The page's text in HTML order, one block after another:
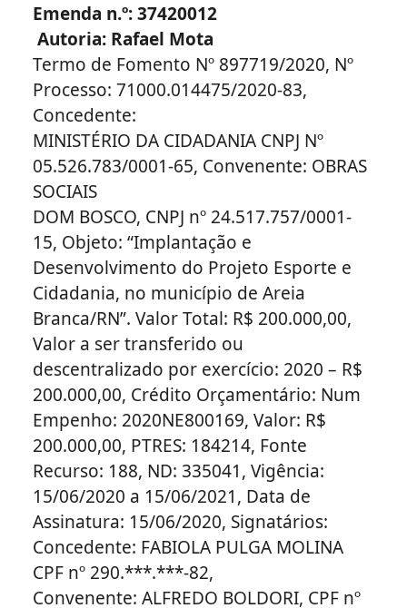
Emenda n.º: 37420012
Autoria: Rafael Mota
Termo de Fomento Nº 897719/2020, Nº
Processo: 71000.014475/2020-83,
Concedente:
MINISTÉRIO DA CIDADANIA CNPJ Nº
05.526.783/0001-65, Convenente: OBRAS
SOCIAIS
DOM BOSCO, CNPJ nº 24.517.757/0001-
15, Objeto: “Implantação e
Desenvolvimento do Projeto Esporte e
Cidadania, no município de Areia
Branca/RN”. Valor Total: R$ 200.000,00,
Valor a ser transferido ou
descentralizado por exercício: 2020 – R$
200.000,00, Crédito Orçamentário: Num
Empenho: 2020NE800169, Valor: R$
200.000,00, PTRES: 184214, Fonte
Recurso: 188, ND: 335041, Vigência:
15/06/2020 a 15/06/2021, Data de
Assinatura: 15/06/2020, Signatários:
Concedente: FABIOLA PULGA MOLINA
CPF nº 290.***.***-82,
Convenente: ALFREDO BOLDORI, CPF nº